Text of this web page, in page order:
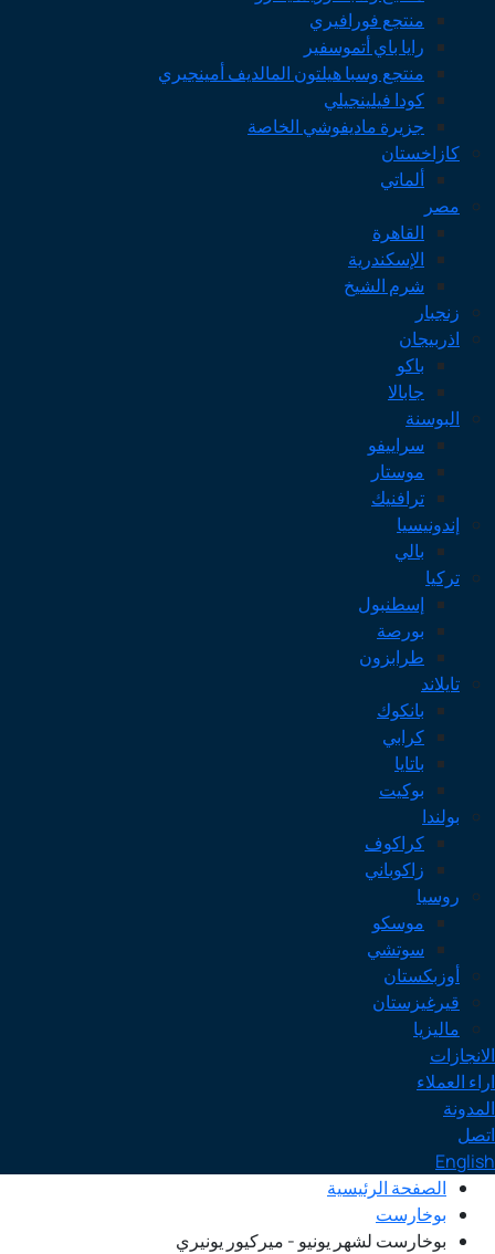
منتجع فورافيري
رايا باي أتموسفير
منتجع وسبا هيلتون المالديف أمينجيري
كودا فيلينجيلي
جزيرة ماديفوشي الخاصة
كازاخستان
ألماتي
مصر
القاهرة
الإسكندرية
شرم الشيخ
زنجبار
اذربيجان
باكو
جابالا
البوسنة
سراييفو
موستار
ترافنيك
إندونيسيا
بالي
تركيا
إسطنبول
بورصة
طرابزون
تايلاند
بانكوك
كرابي
باتايا
بوكيت
بولندا
كراكوف
زاكوباني
روسيا
موسكو
سوتشي
أوزبكستان
قيرغيزستان
ماليزيا
الانجازات
اراء العملاء
المدونة
اتصل
English
الصفحة الرئيسية
بوخارست
بوخارست لشهر يونيو - ميركيور يونيري